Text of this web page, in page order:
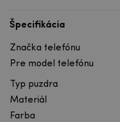
Špecifikácia
Značka telefónu
Pre model telefónu
Typ puzdra
Materiál
Farba